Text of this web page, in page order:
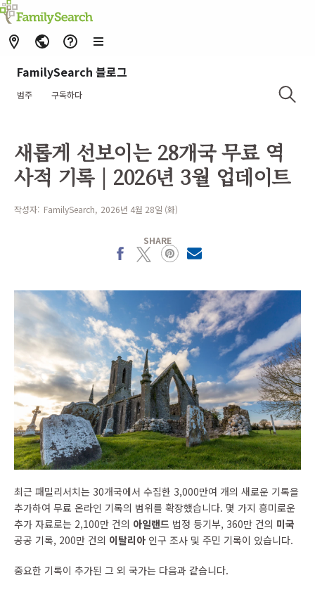
FamilySearch 블로그
범주 구독하다
새롭게 선보이는 28개국 무료 역
사적 기록 | 2026년 3월 업데이트
작성자: FamilySearch 2026년 4월 28일 (화)
SHARE
X
최근 패밀리서치는 30개국에서 수집한 3,000만여 개의 새로운 기록을
추가하여 무료 온라인 기록의 범위를 확장했습니다. 몇 가지 흥미로운
추가 자료로는 2,100만 건의 아일랜드 법정 등기부, 360만 건의 미국
공공 기록, 200만 건의 이탈리아 인구 조사 및 주민 기록이 있습니다.
중요한 기록이 추가된 그 외 국가는 다음과 같습니다.